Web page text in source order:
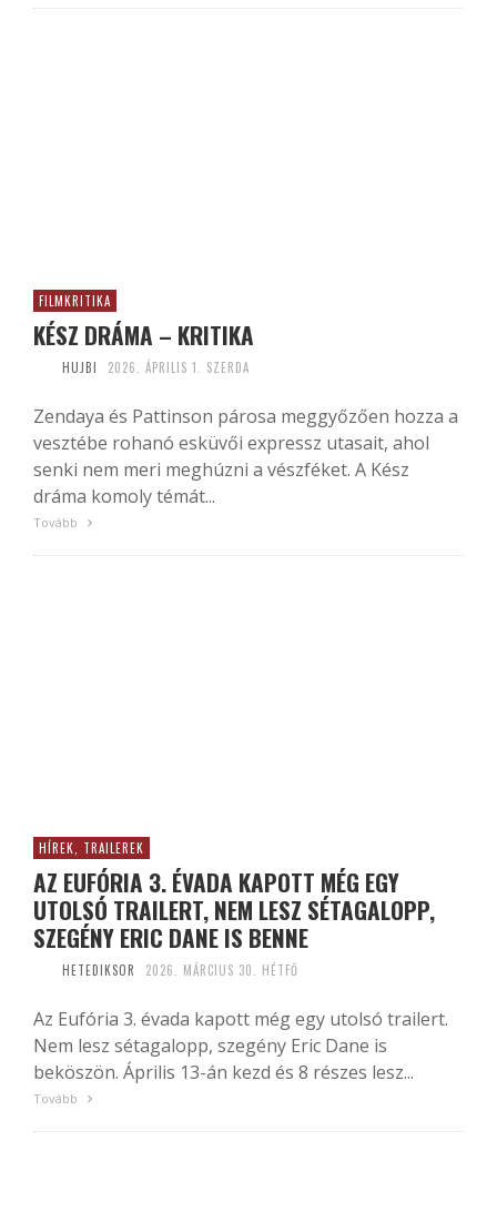
FILMKRITIKA
KÉSZ DRÁMA – KRITIKA
HUJBI 2026. ÁPRILIS 1. SZERDA
Zendaya és Pattinson párosa meggyőzően hozza a
vesztébe rohanó esküvői expressz utasait, ahol
senki nem meri meghúzni a vészféket. A Kész
dráma komoly témát...
Tovább
HÍREK, TRAILEREK
AZ EUFÓRIA 3. ÉVADA KAPOTT MÉG EGY
UTOLSÓ TRAILERT, NEM LESZ SÉTAGALOPP,
SZEGÉNY ERIC DANE IS BENNE
HETEDIKSOR 2026. MÁRCIUS 30. HÉTFŐ
Az Eufória 3. évada kapott még egy utolsó trailert.
Nem lesz sétagalopp, szegény Eric Dane is
beköszön. Április 13-án kezd és 8 részes lesz...
Tovább